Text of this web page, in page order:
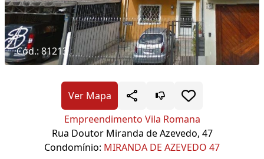
Cód.: 81213
Ver Mapa
Empreendimento Vila Romana
Rua Doutor Miranda de Azevedo, 47
Condomínio: MIRANDA DE AZEVEDO 47